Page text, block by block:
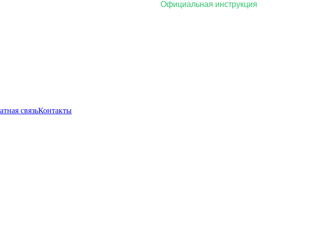
справочный характер. Официальная инструкция
связьКонтакты